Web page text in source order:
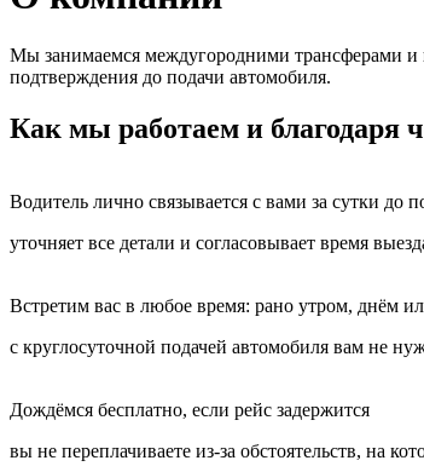
Мы занимаемся междугородними трансферами и
подтверждения до подачи автомобиля.
Как мы работаем и благодаря
Водитель лично связывается с вами за сутки до
уточняет все детали и согласовывает время
Встретим вас в любое время: рано утром, днём
с круглосуточной подачей автомобиля вам не
Дождёмся бесплатно, если рейс задержится
вы не переплачиваете из-за обстоятельств, на